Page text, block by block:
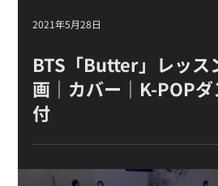
2021年5月28日
BTS「Butter」レッス
画｜カバー｜K-POP
付